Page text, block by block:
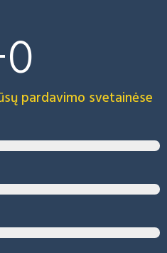
pardavimo svetainėse
0